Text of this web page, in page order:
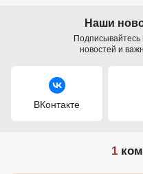
Наши
Подписывайтесь
новостей и
ВКонтакте
1